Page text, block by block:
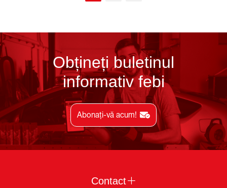
Obțineți buletinul
informativ febi
Abonați-vă acum!
Contact